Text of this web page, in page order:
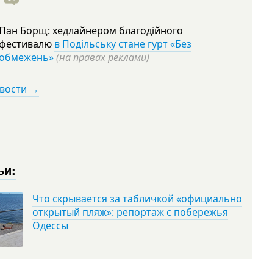
Пан Борщ: хедлайнером благодійного
в Подільську стане гурт «Без
(на правах реклами)
→
Что скрывается за табличкой «официально
открытый пляж»: репортаж с побережья
Одессы